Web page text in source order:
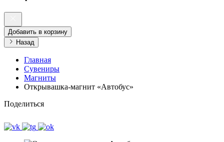
Добавить в корзину
Назад
Главная
Сувениры
Магниты
Открывашка-магнит «Автобус»‎
Поделиться